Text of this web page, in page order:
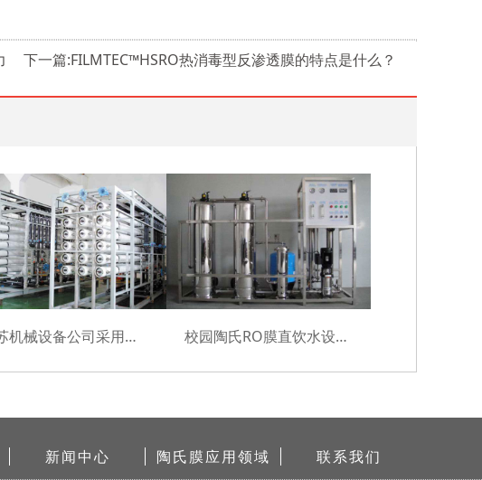
下一篇:FILMTEC™HSRO热消毒型反渗透膜的特点是什么？
江苏机械设备公司采用美国DOW膜成功案例 校园陶氏RO膜直饮水设备耗材采购及安装项目
新闻中心 陶氏膜应用领域 联系我们